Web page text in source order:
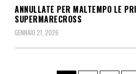
ANNULLATE PER MALTEMPO LE
SUPERMARECROSS
GENNAIO 21, 2026